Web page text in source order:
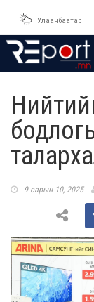
Улаанбаатар
9 сарын 10, 2025